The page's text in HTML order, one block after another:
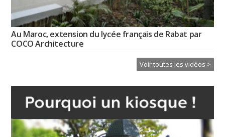
Au Maroc, extension du lycée français de Rabat par
COCO Architecture
Voir toutes les vidéos >